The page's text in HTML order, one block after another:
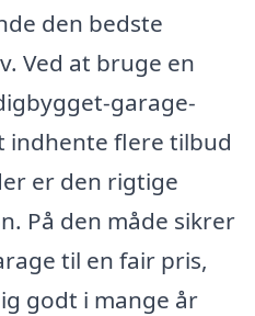
den bedste
Ved at bruge en
garage-
indhente flere tilbud
er den rigtige
På den måde sikrer
til en fair pris,
godt i mange år